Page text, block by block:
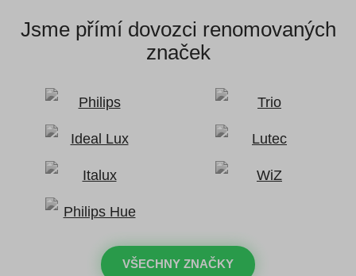
Jsme přímí dovozci renomovaných
značek
VŠECHNY ZNAČKY